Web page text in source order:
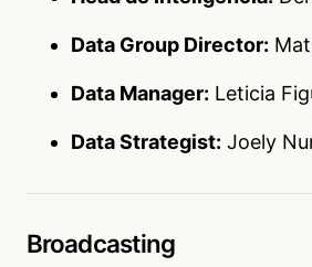
Data Group Director:
Data Manager: Leticia
Data Strategist: Joely
Broadcasting